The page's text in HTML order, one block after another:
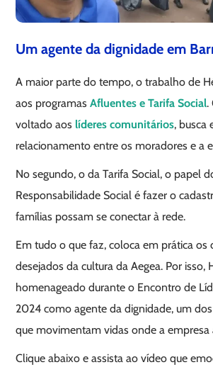
Um agente da dignidade em
A maior parte do tempo, o trabalho de
aos programasAfluentes e Tarifa Social.
voltado aos líderes comunitários, busca
relacionamento entre os moradores e a
No segundo, o da Tarifa Social, o papel
Responsabilidade Social é fazer o
famílias possam se conectar à rede.
Em tudo o que faz, coloca em prática
desejados da cultura da Aegea. Por isso,
homenageado durante o Encontro de
2024 como agente da dignidade, um
que movimentam vidas onde a empresa
Clique abaixo e assista ao vídeo que